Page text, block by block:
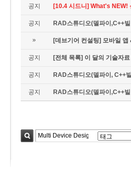
공지 [10.4 시드니] What's NEW!
공지 RAD스튜디오(델파이,C++
» [데브기어 컨설팅] 모바일
공지 [전체 목록] 이 달의 기술자
공지 RAD스튜디오(델파이, C++
공지 RAD스튜디오(델파이,C++